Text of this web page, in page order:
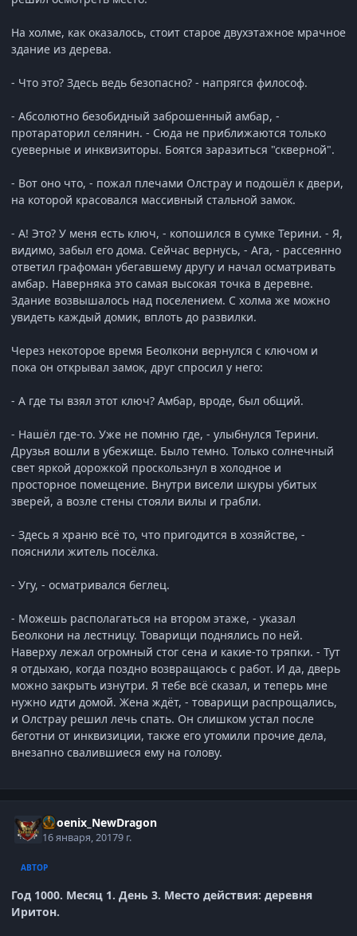
На холме, как оказалось, стоит старое двухэтажное мрачное
здание из дерева.
- Что это? Здесь ведь безопасно? - напрягся философ.
- Абсолютно безобидный заброшенный амбар, -
протараторил селянин. - Сюда не приближаются только
суеверные и инквизиторы. Боятся заразиться "скверной".
- Вот оно что, - пожал плечами Олстрау и подошёл к двери,
на которой красовался массивный стальной замок.
- А! Это? У меня есть ключ, - копошился в сумке Терини. - Я,
видимо, забыл его дома. Сейчас вернусь, - Ага, - рассеянно
ответил графоман убегавшему другу и начал осматривать
амбар. Наверняка это самая высокая точка в деревне.
Здание возвышалось над поселением. С холма же можно
увидеть каждый домик, вплоть до развилки.
Через некоторое время Беолкони вернулся с ключом и
пока он открывал замок, друг спросил у него:
- А где ты взял этот ключ? Амбар, вроде, был общий.
- Нашёл где-то. Уже не помню где, - улыбнулся Терини.
Друзья вошли в убежище. Было темно. Только солнечный
свет яркой дорожкой проскользнул в холодное и
просторное помещение. Внутри висели шкуры убитых
зверей, а возле стены стояли вилы и грабли.
- Здесь я храню всё то, что пригодится в хозяйстве, -
пояснили житель посёлка.
- Угу, - осматривался беглец.
- Можешь располагаться на втором этаже, - указал
Беолкони на лестницу. Товарищи поднялись по ней.
Наверху лежал огромный стог сена и какие-то тряпки. - Тут
я отдыхаю, когда поздно возвращаюсь с работ. И да, дверь
можно закрыть изнутри. Я тебе всё сказал, и теперь мне
нужно идти домой. Жена ждёт, - товарищи распрощались,
и Олстрау решил лечь спать. Он слишком устал после
беготни от инквизиции, также его утомили прочие дела,
внезапно свалившиеся ему на голову.
Phoenix_NewDragon
16 января, 20179 г.
АВТОР
Год 1000. Месяц 1. День 3. Место действия: деревня
Иритон.